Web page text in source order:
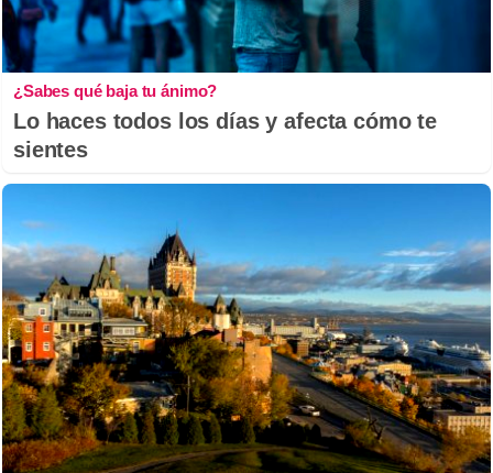
¿Sabes qué baja tu ánimo?
Lo haces todos los días y afecta cómo te
sientes